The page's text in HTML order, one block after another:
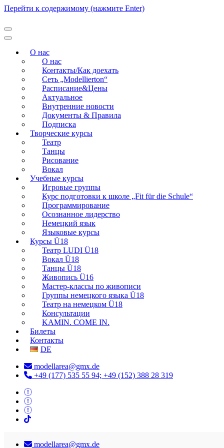
Перейти к содержимому (нажмите Enter)
О нас
О нас
Контакты/Как доехать
Сеть „Modellierton“
Расписание&Цены
Актуальное
Внутренние новости
Документы & Правила
Подписка
Творческие курсы
Театр
Танцы
Рисование
Вокал
Учебные курсы
Игровые группы
Курс подготовки к школе „Fit für die Schule“
Программирование
Осознанное лидерство
Немецкий язык
Языковые курсы
Курсы Ü18
Театр LUDI Ü18
Вокал Ü18
Танцы Ü18
Живопись Ü16
Мастер-классы по живописи
Группы немецкого языка Ü18
Театр на немецком Ü18
Консультации
KAMIN. COME IN.
Билеты
Контакты
DE
modellarea@gmx.de
+49 (177) 535 55 94; +49 (152) 388 28 319
modellarea@gmx.de